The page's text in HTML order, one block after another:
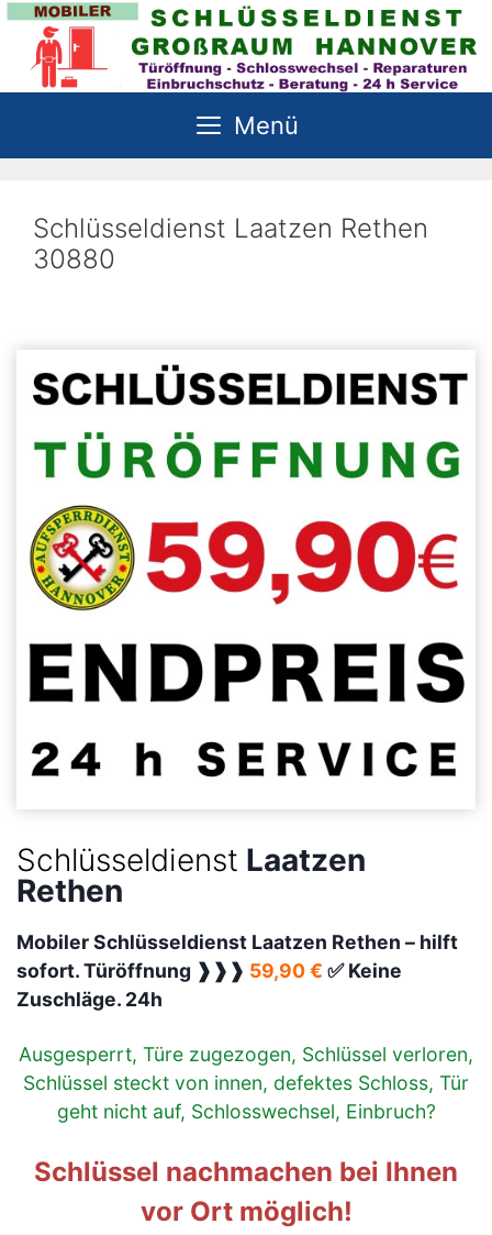
Zum
Inhalt
springen
Menü
Schlüsseldienst Laatzen Rethen
30880
Schlüsseldienst Laatzen
Rethen
Mobiler Schlüsseldienst Laatzen Rethen – hilft
sofort. Türöffnung ❱❱❱ 59,90 € ✅ Keine
Zuschläge. 24h
Ausgesperrt, Türe zugezogen, Schlüssel verloren,
Schlüssel steckt von innen, defektes Schloss, Tür
geht nicht auf, Schlosswechsel, Einbruch?
Schlüssel nachmachen bei Ihnen
vor Ort möglich!